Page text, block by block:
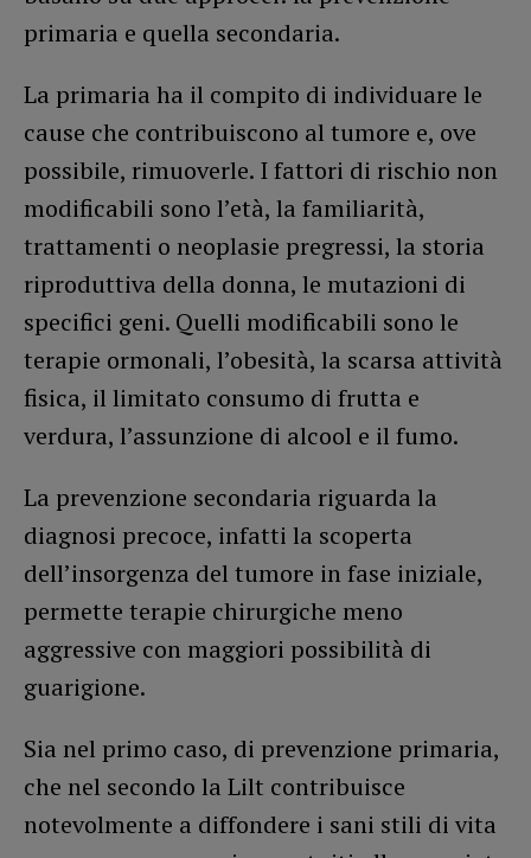
primaria e quella secondaria.
La primaria ha il compito di individuare le
cause che contribuiscono al tumore e, ove
possibile, rimuoverle. I fattori di rischio non
modificabili sono l’età, la familiarità,
trattamenti o neoplasie pregressi, la storia
riproduttiva della donna, le mutazioni di
specifici geni. Quelli modificabili sono le
terapie ormonali, l’obesità, la scarsa attività
fisica, il limitato consumo di frutta e
verdura, l’assunzione di alcool e il fumo.
La prevenzione secondaria riguarda la
diagnosi precoce, infatti la scoperta
dell’insorgenza del tumore in fase iniziale,
permette terapie chirurgiche meno
aggressive con maggiori possibilità di
guarigione.
Sia nel primo caso, di prevenzione primaria,
che nel secondo la Lilt contribuisce
notevolmente a diffondere i sani stili di vita